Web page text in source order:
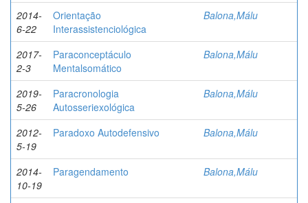
2014-
6-22
Orientação
Interassistenciológica
Balona,Málu
2017-
2-3
Paraconceptáculo
Mentalsomático
Balona,Málu
2019-
5-26
Paracronologia
Autosseriexológica
Balona,Málu
2012-
5-19
Paradoxo Autodefensivo Balona,Málu
2014-
10-19
Paragendamento Balona,Málu